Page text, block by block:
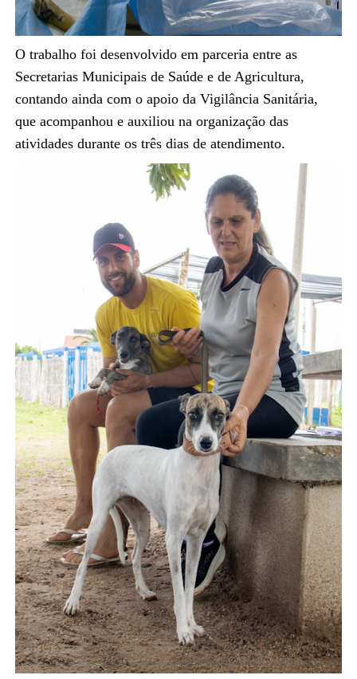
O trabalho foi desenvolvido em parceria entre as
Secretarias Municipais de Saúde e de Agricultura,
contando ainda com o apoio da Vigilância Sanitária,
que acompanhou e auxiliou na organização das
atividades durante os três dias de atendimento.